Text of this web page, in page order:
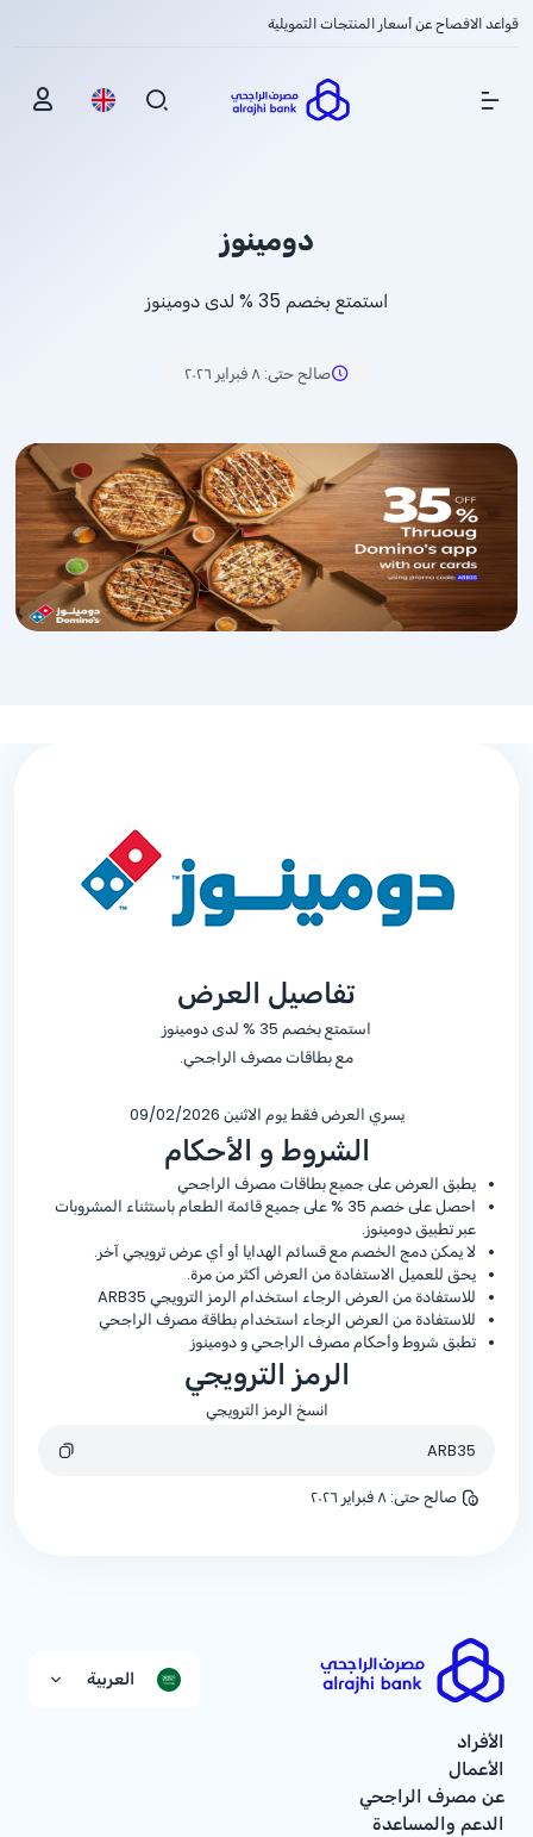
قواعد الافصاح عن أسعار المنتجات التمويلية
Show Menu
دومينوز
استمتع بخصم % 35 لدى دومينوز
صالح حتى: ٨ فبراير ٢٠٢٦
تفاصيل العرض
استمتع بخصم % 35 لدى دومينوز
مع بطاقات مصرف الراجحي.
يسري العرض فقط يوم الاثنين 09/02/2026
الشروط و الأحكام
يطبق العرض على جميع بطاقات مصرف الراجحي
احصل على خصم % 35 على جميع قائمة الطعام باستثناء المشروبات
عبر تطبيق دومينوز.
لا يمكن دمج الخصم مع قسائم الهدايا أو أي عرض ترويجي آخر.
يحق للعميل الاستفادة من العرض أكثر من مرة.
للاستفادة من العرض الرجاء استخدام الرمز الترويجي ARB35
للاستفادة من العرض الرجاء استخدام بطاقة مصرف الراجحي
تطبق شروط وأحكام مصرف الراجحي و دومينوز
الرمز الترويجي
انسخ الرمز الترويجي
ARB35
صالح حتى: ٨ فبراير ٢٠٢٦
العربية
الأفراد
الأعمال
عن مصرف الراجحي
الدعم والمساعدة